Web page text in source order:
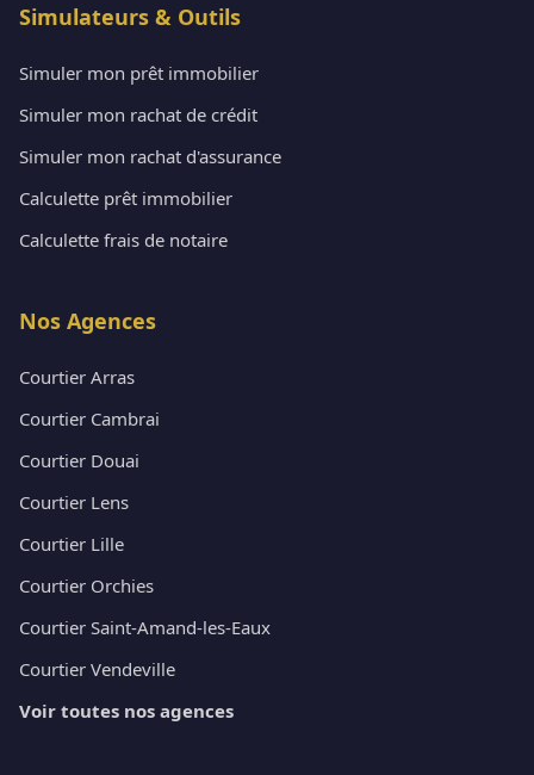
Simulateurs & Outils
Simuler mon prêt immobilier
Simuler mon rachat de crédit
Simuler mon rachat d'assurance
Calculette prêt immobilier
Calculette frais de notaire
Nos Agences
Courtier Arras
Courtier Cambrai
Courtier Douai
Courtier Lens
Courtier Lille
Courtier Orchies
Courtier Saint-Amand-les-Eaux
Courtier Vendeville
Voir toutes nos agences